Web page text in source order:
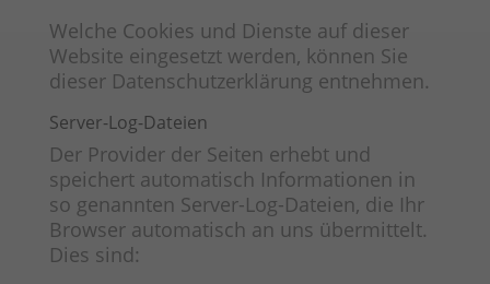
Welche Cookies und Dienste auf dieser
Website eingesetzt werden, können Sie
dieser Datenschutzerklärung entnehmen.
Server-Log-Dateien
Der Provider der Seiten erhebt und
speichert automatisch Informationen in
so genannten Server-Log-Dateien, die Ihr
Browser automatisch an uns übermittelt.
Dies sind: